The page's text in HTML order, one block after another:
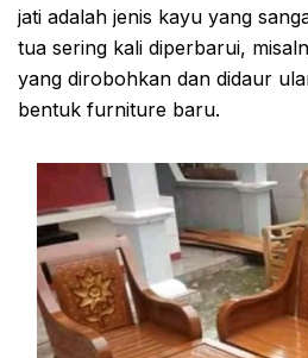
jati adalah jenis kayu yang
tua sering kali diperbarui,
yang dirobohkan dan didaur
bentuk furniture baru.